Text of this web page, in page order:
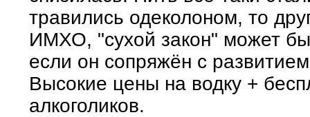
травились одеколоном, то
ИМХО, "сухой закон" может
если он сопряжён с
Высокие цены на водку +
алкоголиков.